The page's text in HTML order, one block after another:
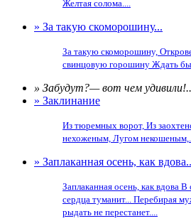
Желтая солома....
» За такую скоморошину...
За такую скоморошину,
свинцовую горошину Ждать бы
» Забудут?— вот чем удивили!..
» Заклинание
Из тюремных ворот, Из
нехоженым, Лугом
» Заплаканная осень, как
Заплаканная осень, как вдова
сердца туманит... Перебирая
рыдать не перестанет....